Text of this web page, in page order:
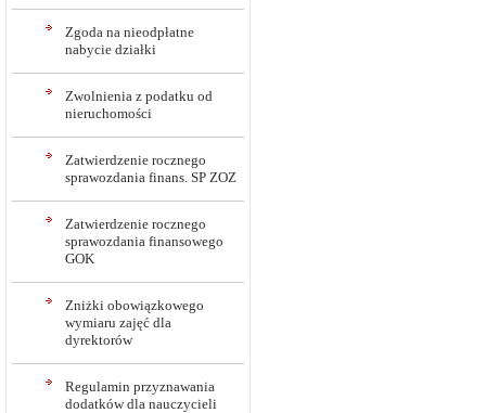
Zgoda na nieodpłatne
nabycie działki
Zwolnienia z podatku od
nieruchomości
Zatwierdzenie rocznego
sprawozdania finans. SP ZOZ
Zatwierdzenie rocznego
sprawozdania finansowego
GOK
Zniżki obowiązkowego
wymiaru zajęć dla
dyrektorów
Regulamin przyznawania
dodatków dla nauczycieli